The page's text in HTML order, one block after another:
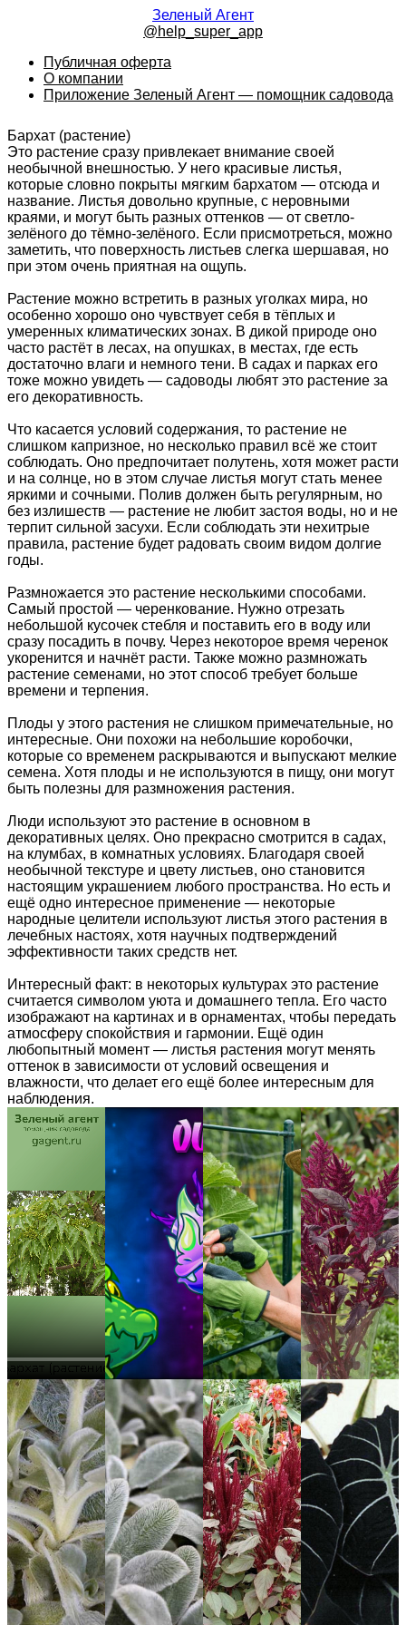
Зеленый Агент
@help_super_app
Публичная оферта
О компании
Приложение Зеленый Агент — помощник садовода
Бархат (растение)
Это растение сразу привлекает внимание своей
необычной внешностью. У него красивые листья,
которые словно покрыты мягким бархатом — отсюда и
название. Листья довольно крупные, с неровными
краями, и могут быть разных оттенков — от светло-
зелёного до тёмно-зелёного. Если присмотреться, можно
заметить, что поверхность листьев слегка шершавая, но
при этом очень приятная на ощупь.
Растение можно встретить в разных уголках мира, но
особенно хорошо оно чувствует себя в тёплых и
умеренных климатических зонах. В дикой природе оно
часто растёт в лесах, на опушках, в местах, где есть
достаточно влаги и немного тени. В садах и парках его
тоже можно увидеть — садоводы любят это растение за
его декоративность.
Что касается условий содержания, то растение не
слишком капризное, но несколько правил всё же стоит
соблюдать. Оно предпочитает полутень, хотя может расти
и на солнце, но в этом случае листья могут стать менее
яркими и сочными. Полив должен быть регулярным, но
без излишеств — растение не любит застоя воды, но и не
терпит сильной засухи. Если соблюдать эти нехитрые
правила, растение будет радовать своим видом долгие
годы.
Размножается это растение несколькими способами.
Самый простой — черенкование. Нужно отрезать
небольшой кусочек стебля и поставить его в воду или
сразу посадить в почву. Через некоторое время черенок
укоренится и начнёт расти. Также можно размножать
растение семенами, но этот способ требует больше
времени и терпения.
Плоды у этого растения не слишком примечательные, но
интересные. Они похожи на небольшие коробочки,
которые со временем раскрываются и выпускают мелкие
семена. Хотя плоды и не используются в пищу, они могут
быть полезны для размножения растения.
Люди используют это растение в основном в
декоративных целях. Оно прекрасно смотрится в садах,
на клумбах, в комнатных условиях. Благодаря своей
необычной текстуре и цвету листьев, оно становится
настоящим украшением любого пространства. Но есть и
ещё одно интересное применение — некоторые
народные целители используют листья этого растения в
лечебных настоях, хотя научных подтверждений
эффективности таких средств нет.
Интересный факт: в некоторых культурах это растение
считается символом уюта и домашнего тепла. Его часто
изображают на картинах и в орнаментах, чтобы передать
атмосферу спокойствия и гармонии. Ещё один
любопытный момент — листья растения могут менять
оттенок в зависимости от условий освещения и
влажности, что делает его ещё более интересным для
наблюдения.